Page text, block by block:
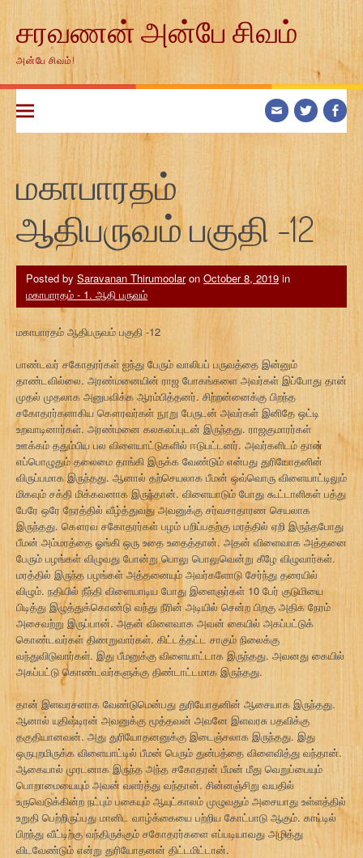
contentசரவணன் அன்பே சிவம்
அன்பே சிவம்!
மகாபாரதம்
ஆதிபருவம் பகுதி -12
Posted by Saravanan Thirumoolaron October 8, 2019 in
மகாபாரதம் - 1. ஆதி பருவம்
மகாபாரதம் ஆதிபருவம் பகுதி -12
பாண்டவர் சகோதரர்கள் ஐந்து பேரும் வாலிபப் பருவத்தை இன்னும்
தாண்டவில்லை. அரண்மனையின் ராஜ போகங்களை அவர்கள் இப்போது தான்
முதல் முதலாக அனுபவிக்க ஆரம்பித்தனர். சிற்றன்னைக்கு பிறந்த
சகோதரர்களாகிய கௌரவர்கள் நூறு பேருடன் அவர்கள் இனிதே ஒட்டி
உறவாடினார்கள். அரண்மனை கலகலப்புடன் இருந்தது. ராஜகுமாரர்கள்
ஊக்கம் ததும்பிய பல விளையாட்டுகளில் ஈடுபட்டனர். அவர்களிடம் தான்
எப்பொழுதும் தலைமை தாங்கி இருக்க வேண்டும் என்பது துரியோதனின்
விருப்பமாக இருந்தது. ஆனால் தற்செயலாக பீமன் ஒவ்வொரு விளையாட்டிலும்
மிகவும் சக்தி மிக்கவனாக இருந்தான். விளையாடும் போது கூட்டாளிகள் பத்து
பேரே ஒரே நேரத்தில் வீழ்த்துவது அவனுக்கு சர்வசாதாரண செயலாக
இருந்தது. கௌரவ சகோதரர்கள் பழம் பறிப்பதற்கு மரத்தில் ஏறி இருந்தபோது
பீமன் அம்மரத்தை ஓங்கி ஒரு உதை உதைத்தான். அதன் விளைவாக அத்தனை
பேரும் பழங்கள் விழுவது போன்று பொலு பொலுவென்று கீழே விழுவார்கள்.
மரத்தில் இருந்த பழங்கள் அத்தனையும் அவர்களோடு சேர்ந்து தரையில்
விழும். நதியில் நீந்தி விளையாடிய போது இளைஞர்கள் 10 பேர் குடுமியை
பிடித்து இழுத்துக்கொண்டு வந்து நீரின் அடியில் சென்ற பிறகு அதிக நேரம்
அசைவற்று இருப்பான். அதன் விளைவாக அவன் கையில் அகப்பட்டுக்
கொண்டவர்கள் திணறுவார்கள். கிட்டத்தட்ட சாகும் நிலைக்கு
வந்துவிடுவார்கள். இது பீமனுக்கு விளையாட்டாக இருந்தது. அவனது கையில்
அகப்பட்டு கொண்டவர்களுக்கு திண்டாட்டமாக இருந்தது.
தான் இளவரசனாக வேண்டுமென்பது துரியோதனின் ஆசையாக இருந்தது.
ஆனால் யுதிஷ்டிரன் அவனுக்கு மூத்தவன் அவனே இளவரசு பதவிக்கு
தகுதியானவன். அது துரியோதனனுக்கு இடைஞ்சலாக இருந்தது. இது
ஒருபுறமிருக்க விளையாட்டில் பீமன் பெரும் துன்பத்தை விளைவித்து வந்தான்.
ஆகையால் முரடனாக இருந்த அந்த சகோதரன் பீமன் மீது வெறுப்பையும்
பொறாமையையும் அவன் வளர்த்து வந்தான். சின்னஞ்சிறு வயதில்
உருவெடுக்கின்ற நட்பும் பகையும் ஆயுட்காலம் முழுவதும் அசையாது உள்ளத்தில்
உறுதி பெற்றிருப்பது மானிட வாழ்க்கையை பற்றிய கோட்பாடு ஆகும். காட்டில்
பிறந்து வீட்டிற்கு வந்திருக்கும் சகோதரர்களை எப்படியாவது அழித்து
விடவேண்டும் என்று துரியோதனன் திட்டமிட்டான்.